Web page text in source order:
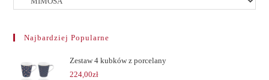
Najbardziej Popularne
Zestaw 4 kubków z porcelany
224,00zł